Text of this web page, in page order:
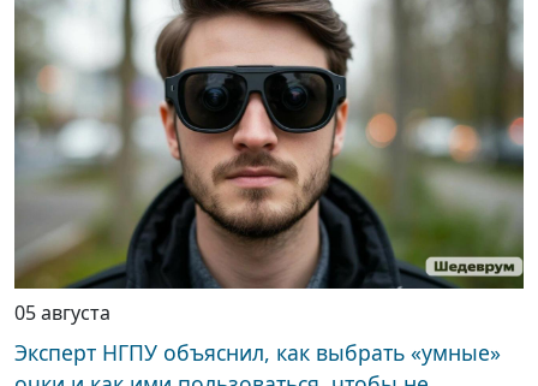
05 августа
Эксперт НГПУ объяснил, как выбрать «умные»